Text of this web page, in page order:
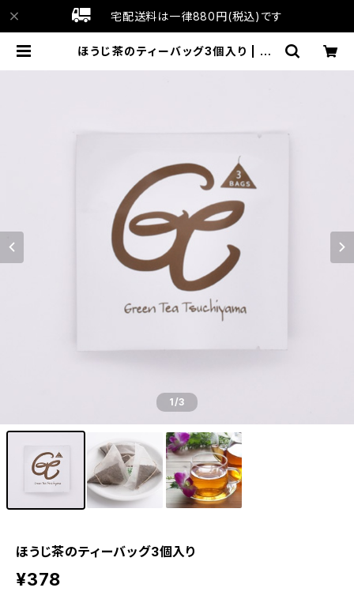
宅配送料は一律880円(税込)です
ほうじ茶のティーバッグ3個入り | oc
1/3
ほうじ茶のティーバッグ3個入り
¥378